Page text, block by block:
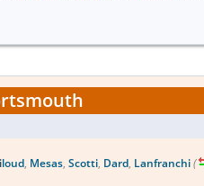
, Mesas, Scotti, Dard, Lanfranchi(